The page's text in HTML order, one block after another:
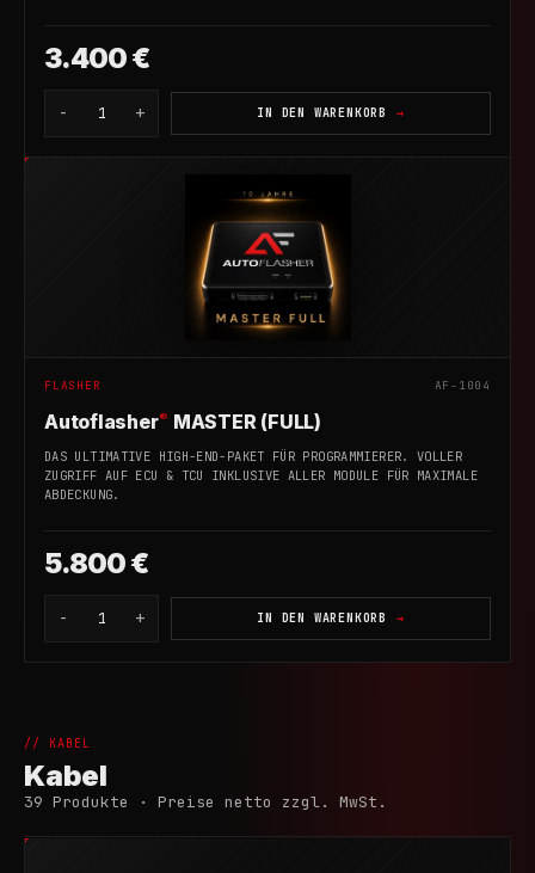
3.400 €
- 1 + IN DEN WARENKORB
FLASHER AF-1004
Autoflasher® MASTER (FULL)
DAS ULTIMATIVE HIGH-END-PAKET FÜR PROGRAMMIERER. VOLLER
ZUGRIFF AUF ECU & TCU INKLUSIVE ALLER MODULE FÜR MAXIMALE
ABDECKUNG.
5.800 €
- 1 + IN DEN WARENKORB
// KABEL
Kabel
39 Produkte · Preise netto zzgl. MwSt.